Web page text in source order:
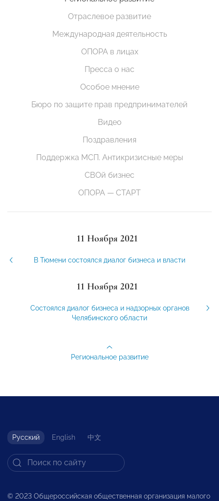
Отраслевое развитие
Международная деятельность
ОПОРА в лицах
Пресса о нас
Особое мнение
Бюро по защите прав предпринимателей
Видео
Поздравления
Поддержка МСП. Антикризисные меры
СВОй бизнес
ОПОРА — СТАРТ
11 Ноября 2021
В Тюмени состоялся диалог бизнеса и власти
11 Ноября 2021
Состоялся диалог бизнеса и надзорных органов
Челябинского области
Региональное развитие
Русский English 中文
© 2023 Общероссийская общественная организация малого